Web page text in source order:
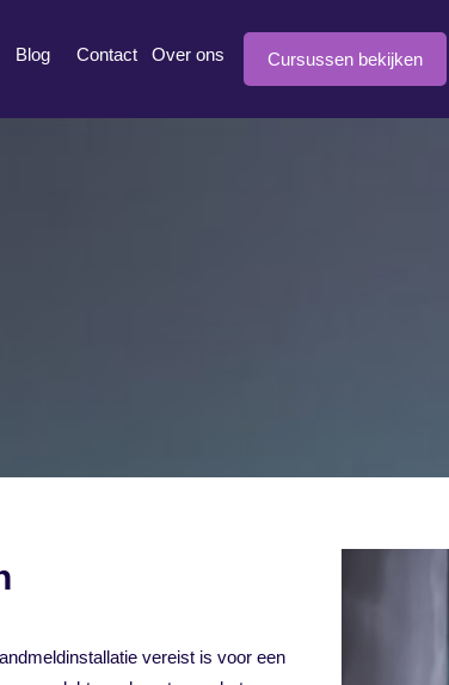
Blog Contact Over ons Cursussen bekijken
vereist is voor een